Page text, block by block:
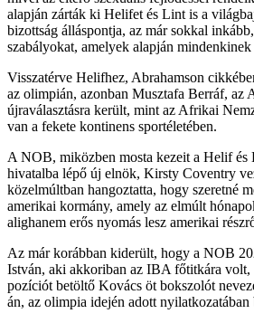
alapján zárták ki Helifet és Lint is a
bizottság álláspontja, az már sokkal
szabályokat, amelyek alapján
Visszatérve Helifhez, Abrahamson
az olimpián, azonban Musztafa Berráf, az
újraválasztásra került, mint az Afrikai
van a fekete kontinens sportéletében.
A NOB, miközben mosta kezeit a Helif és
hivatalba lépő új elnök, Kirsty Coventry
közelmúltban hangoztatta, hogy szeretné
amerikai kormány, amely az elmúlt
alighanem erős nyomás lesz amerikai
Az már korábban kiderült, hogy a NOB
István, aki akkoriban az IBA főtitkára volt,
pozíciót betöltő Kovács öt bokszolót
án, az olimpia idején adott